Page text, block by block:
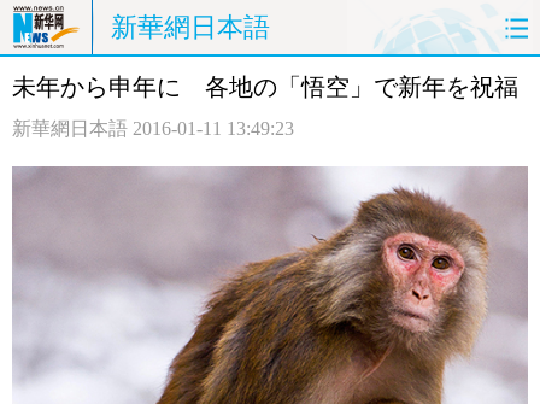
新華網日本語
ホームページ 政治 経済
写真
中日対訳
未年から申年に 各地の「悟空」で新年を祝福
新華網日本語 2016-01-11 13:49:23